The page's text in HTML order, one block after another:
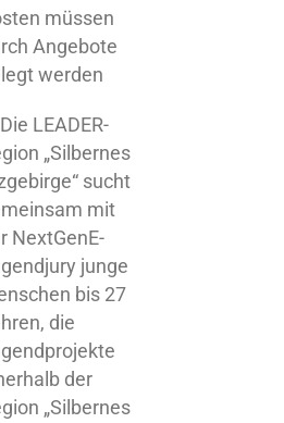
müssen
Angebote
werden
Die LEADER-
„Silbernes
sucht
mit
NextGenE-
junge
bis 27
die
der
„Silbernes